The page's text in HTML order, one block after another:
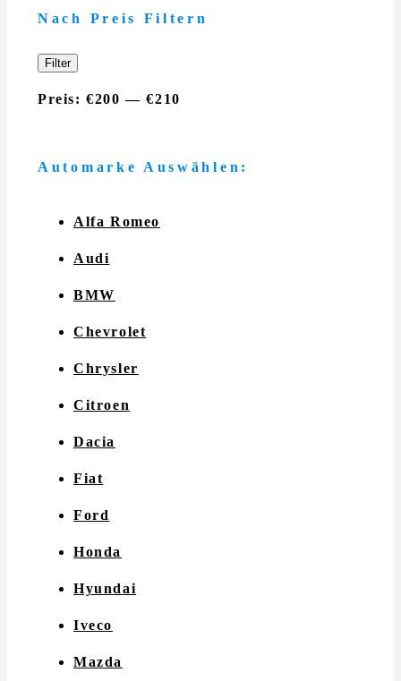
Nach Preis Filtern
Min.
Preis
Max.
Preis
Filter
Preis:€200 —€210
Automarke Auswählen:
Alfa Romeo
Audi
BMW
Chevrolet
Chrysler
Citroen
Dacia
Fiat
Ford
Honda
Hyundai
Iveco
Mazda